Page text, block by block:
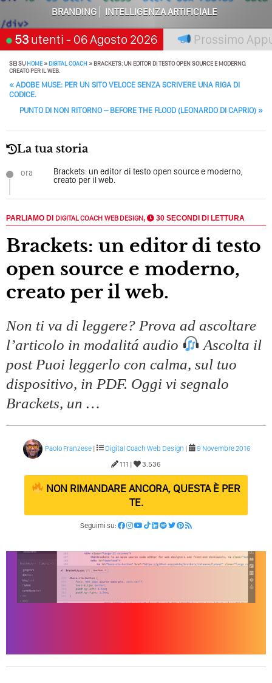
Tutto Peggiorerà
Quali Sono Gli Errori Della Comunicazione Politica? Il
Caso Delle Braccia Incrociate
Come Promuoversi Nel Wedding? Il Mio Intervento Per
L’Accademia Del Wedding
BRANDING
INTELLIGENZA ARTIFICIALE
53 utenti - 06 Agosto 2026
scelta"Acquista Ticket Prossimo
SEI SUHOME»DIGITAL COACH»BRACKETS: UN EDITOR DI TESTO OPEN SOURCE E MODERNO,
CREATO PER IL WEB.
POST NAVIGATION
« ADOBE MUSE: PER UN SITO VELOCE SENZA SCRIVERE UNA RIGA DI
CODICE.
PUNTO DI NON RITORNO – BEFORE THE FLOOD (LEONARDO DI CAPRIO) »
La tua storia
ora
Brackets: un editor di testo open source e moderno,
creato per il web.
PARLIAMO DI DIGITAL COACH WEB DESIGN, 30 SECONDI DI LETTURA
Brackets: un editor di testo
open source e moderno,
creato per il web.
Non ti va di leggere? Prova ad ascoltare
l’articolo in modalitá audio
Ascolta il
post Puoi leggerlo con calma, sul tuo
dispositivo, in PDF. Oggi vi segnalo
Brackets, un …
Paolo Franzese| Digital Coach Web Design |
9 Novembre 2016
111 |
3.536
NON RIMANDARE ANCORA, QUESTA È PER
TE.
Seguimi su: